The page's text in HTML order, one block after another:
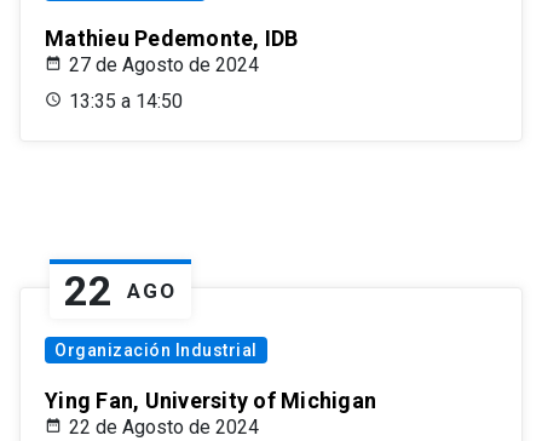
Mathieu Pedemonte, IDB
27 de Agosto de 2024
13:35 a 14:50
22 AGO
Organización Industrial
Ying Fan, University of Michigan
22 de Agosto de 2024